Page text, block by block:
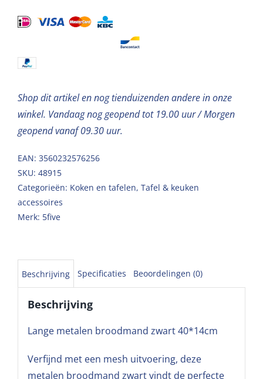
broodmand
Shop dit artikel en nog tienduizenden andere in onze
winkel. Vandaag nog geopend tot 19.00 uur / Morgen
geopend vanaf 09.30 uur.
EAN: 3560232576256
SKU: 48915
Categorieën: Koken en tafelen, Tafel & keuken
accessoires
Merk: 5five
Beschrijving Specificaties Beoordelingen (0)
Beschrijving
Lange metalen broodmand zwart 40*14cm
Verfijnd met een mesh uitvoering, deze
metalen broodmand zwart vindt de perfecte